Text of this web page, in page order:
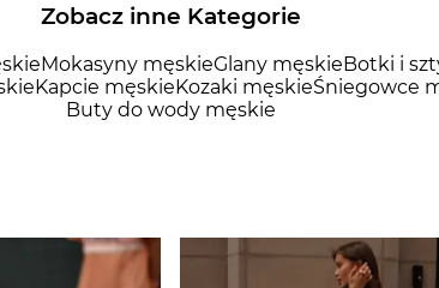
Zobacz inne Kategorie
Mokasyny męskieGlany męskieBotki i
Kapcie męskieKozaki męskieŚniegowce
Buty do wody męskie